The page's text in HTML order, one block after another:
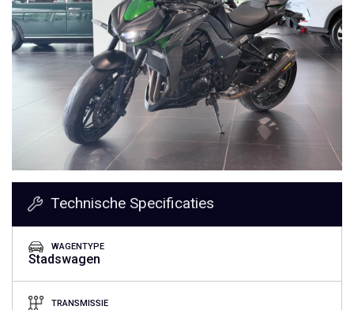
Technische Specificaties
WAGENTYPE
Stadswagen
TRANSMISSIE